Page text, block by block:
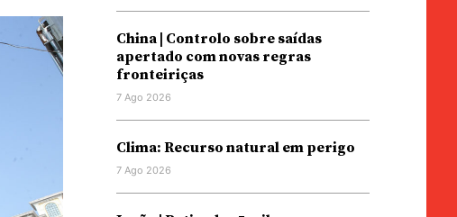
China | Controlo sobre saídas
apertado com novas regras
fronteiriças
7 Ago 2026
Clima: Recurso natural em perigo
7 Ago 2026